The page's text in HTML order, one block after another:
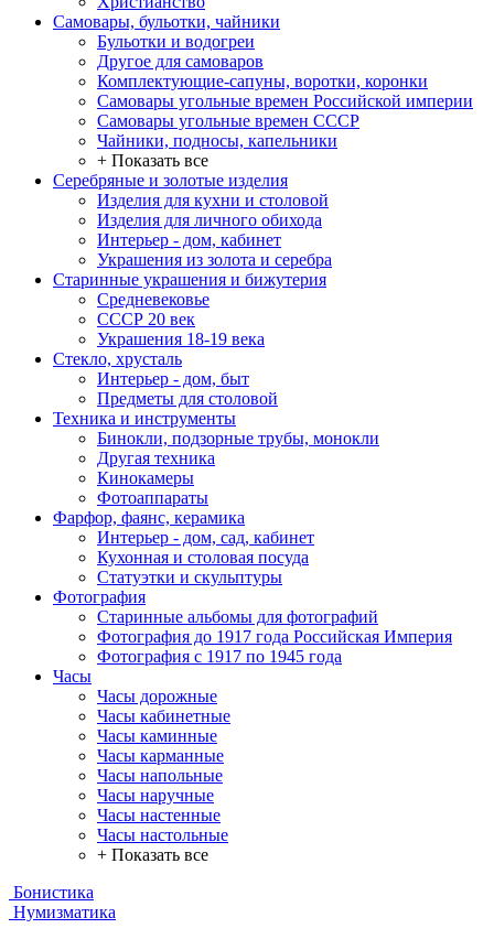
Самовары, бульотки, чайники
Бульотки и водогреи
Другое для самоваров
Комплектующие-сапуны, воротки, коронки
Самовары угольные времен Российской империи
Самовары угольные времен СССР
Чайники, подносы, капельники
+ Показать все
Серебряные и золотые изделия
Изделия для кухни и столовой
Изделия для личного обихода
Интерьер - дом, кабинет
Украшения из золота и серебра
Старинные украшения и бижутерия
Средневековье
СССР 20 век
Украшения 18-19 века
Стекло, хрусталь
Интерьер - дом, быт
Предметы для столовой
Техника и инструменты
Бинокли, подзорные трубы, монокли
Другая техника
Кинокамеры
Фотоаппараты
Фарфор, фаянс, керамика
Интерьер - дом, сад, кабинет
Кухонная и столовая посуда
Статуэтки и скульптуры
Фотография
Старинные альбомы для фотографий
Фотография до 1917 года Российская Империя
Фотография с 1917 по 1945 года
Часы
Часы дорожные
Часы кабинетные
Часы каминные
Часы карманные
Часы напольные
Часы наручные
Часы настенные
Часы настольные
+ Показать все
Бонистика
Нумизматика